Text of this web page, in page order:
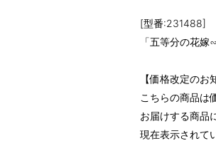
[型番:231488]
「五等分の花
【価格改定のお
こちらの商品は
お届けする商品
現在表示されて